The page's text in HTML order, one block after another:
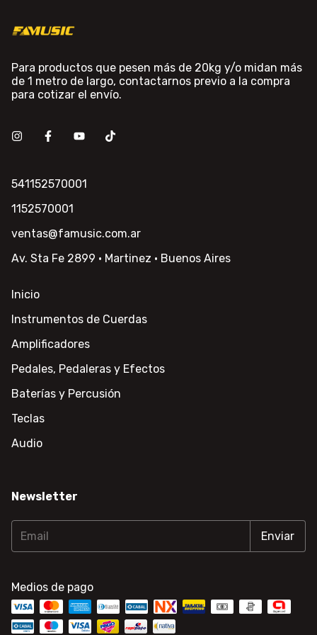
Para productos que pesen más de 20kg y/o midan más
de 1 metro de largo, contactarnos previo a la compra
para cotizar el envío.
541152570001
1152570001
ventas@famusic.com.ar
Av. Sta Fe 2899 · Martinez · Buenos Aires
Inicio
Instrumentos de Cuerdas
Amplificadores
Pedales, Pedaleras y Efectos
Baterías y Percusión
Teclas
Audio
Newsletter
Medios de pago